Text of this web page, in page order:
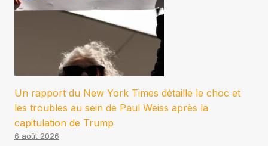
Un rapport du New York Times détaille le choc et
les troubles au sein de Paul Weiss après la
capitulation de Trump
6 août 2026